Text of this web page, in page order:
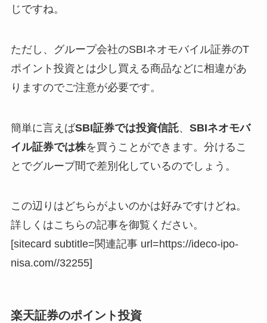
じですね。
ただし、グループ会社のSBIネオモバイル証券のT
ポイント投資とは少し買える商品などに相違があ
りますのでご注意が必要です。
簡単に言えばSBI証券では投資信託、 SBIネオモバ
イル証券では株を買うことができます。分けるこ
とでグループ間で差別化しているのでしょう。
この辺りはどちらがよいのかは好みですけどね。
詳しくはこちらの記事を御覧ください。
[sitecard subtitle=関連記事 url=https://ideco-ipo-
nisa.com//32255]
楽天証券のポイント投資